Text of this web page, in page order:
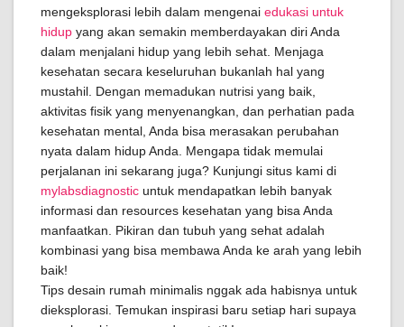
mengeksplorasi lebih dalam mengenai edukasi untuk
hidup yang akan semakin memberdayakan diri Anda
dalam menjalani hidup yang lebih sehat. Menjaga
kesehatan secara keseluruhan bukanlah hal yang
mustahil. Dengan memadukan nutrisi yang baik,
aktivitas fisik yang menyenangkan, dan perhatian pada
kesehatan mental, Anda bisa merasakan perubahan
nyata dalam hidup Anda. Mengapa tidak memulai
perjalanan ini sekarang juga? Kunjungi situs kami di
mylabsdiagnostic untuk mendapatkan lebih banyak
informasi dan resources kesehatan yang bisa Anda
manfaatkan. Pikiran dan tubuh yang sehat adalah
kombinasi yang bisa membawa Anda ke arah yang lebih
baik!
Tips desain rumah minimalis nggak ada habisnya untuk
dieksplorasi. Temukan inspirasi baru setiap hari supaya